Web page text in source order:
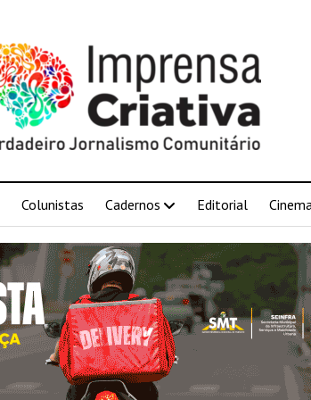
Colunistas Cadernos Editorial